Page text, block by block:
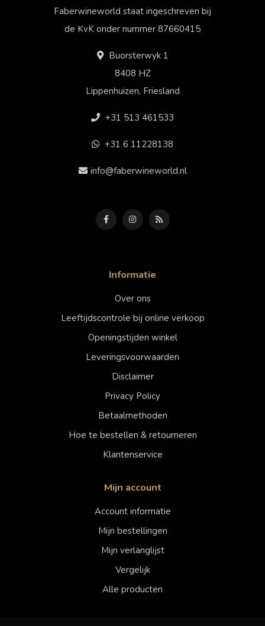
Faberwineworld staat ingeschreven bij
de KvK onder nummer 87660415
Buorsterwyk 1
8408 HZ
Lippenhuizen, Friesland
+31 513 461533
+31 6 11228138
info@faberwineworld.nl
Informatie
Over ons
Leeftijdscontrole bij online verkoop
Openingstijden winkel
Leveringsvoorwaarden
Disclaimer
Privacy Policy
Betaalmethoden
Hoe te bestellen & retourneren
Klantenservice
Mijn account
Account informatie
Mijn bestellingen
Mijn verlanglijst
Vergelijk
Alle producten